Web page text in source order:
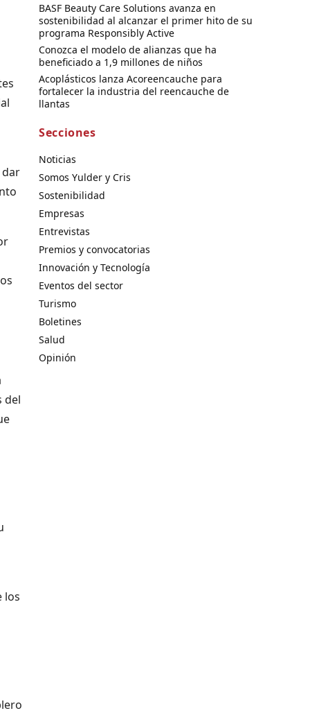
dar
del
los
BASF Beauty Care Solutions avanza en
sostenibilidad al alcanzar el primer hito de su
programa Responsibly Active
Conozca el modelo de alianzas que ha
beneficiado a 1,9 millones de niños
Acoplásticos lanza Acoreencauche para
fortalecer la industria del reencauche de
llantas
Secciones
Noticias
Somos Yulder y Cris
Sostenibilidad
Empresas
Entrevistas
Premios y convocatorias
Innovación y Tecnología
Eventos del sector
Turismo
Boletines
Salud
Opinión